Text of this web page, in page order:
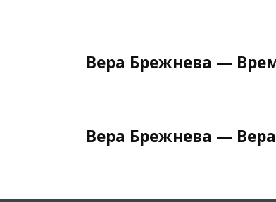
Вера Брежнева —
Вера Брежнева —